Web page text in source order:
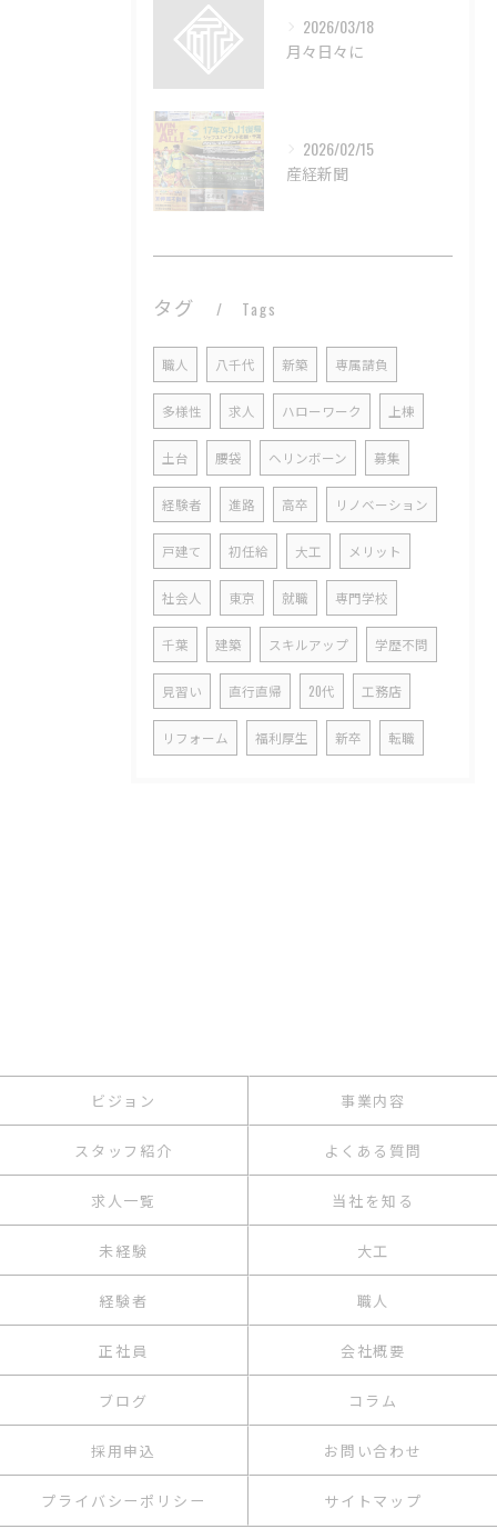
2026/03/18
月々日々に
2026/02/15
産経新聞
タグ Tags
職人 八千代 新築 専属請負
多様性 求人 ハローワーク 上棟
土台 腰袋 ヘリンボーン 募集
経験者 進路 高卒 リノベーション
戸建て 初任給 大工 メリット
社会人 東京 就職 専門学校
千葉 建築 スキルアップ 学歴不問
見習い 直行直帰 20代 工務店
リフォーム 福利厚生 新卒 転職
ビジョン 事業内容
スタッフ紹介 よくある質問
求人一覧 当社を知る
未経験 大工
経験者 職人
正社員 会社概要
ブログ コラム
採用申込 お問い合わせ
プライバシーポリシー サイトマップ